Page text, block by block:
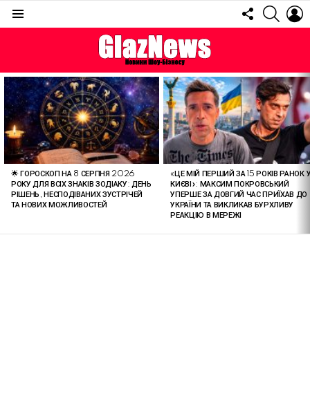
FOLLOW
US
ОСТАННІ
СТАТТІ
🌟 ГОРОСКОП НА 8 СЕРПНЯ 2026
РОКУ ДЛЯ ВСІХ ЗНАКІВ ЗОДІАКУ: ДЕНЬ
РІШЕНЬ, НЕСПОДІВАНИХ ЗУСТРІЧЕЙ
ТА НОВИХ МОЖЛИВОСТЕЙ
«ЦЕ МІЙ ПЕРШИЙ ЗА 15 РОКІВ РАНОК
КИЄВІ»: МАКСИМ ПОКРОВСЬКИЙ
УПЕРШЕ ЗА ДОВГИЙ ЧАС ПРИЇХАВ ДО
УКРАЇНИ ТА ВИКЛИКАВ БУРХЛИВУ
РЕАКЦІЮ В МЕРЕЖІ